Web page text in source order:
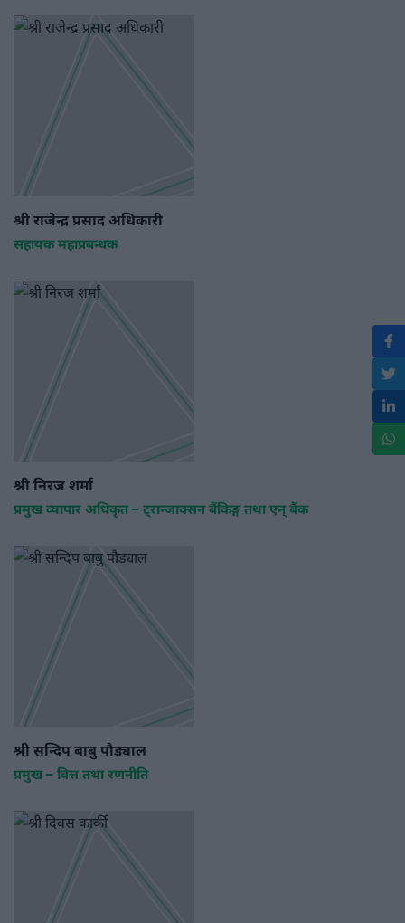
श्री राजेन्द्र प्रसाद अधिकारी
सहायक महाप्रबन्धक
श्री निरज शर्मा
प्रमुख व्यापार अधिकृत – ट्रान्जाक्सन बैंकिङ्ग तथा एन् बैंक
श्री सन्दिप बाबु पौड्याल
प्रमुख – वित्त तथा रणनीति